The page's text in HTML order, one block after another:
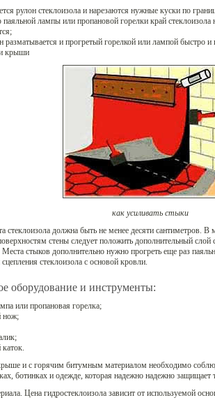
рулон стеклоизола и нарезаются нужные куски по
лампы или пропановой горелки край стеклоизола
разматывается и прогретый горелкой или лампой быстро
крыши
как усиливать стыки
стеклоизола должна быть не менее десяти сантиметров.
стены следует положить дополнительный слой
стыков дополнительно нужно прогреть еще раз
стеклоизола с основой кровли.
оборудование и инструменты:
или пропановая горелка;
нож;
и с горячим битумным материалом необходимо
ботинках и одежде, которая надежно надежно защищает
Цена гидростеклоизола зависит от используемой